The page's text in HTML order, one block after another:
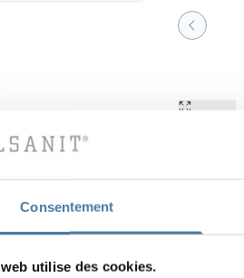
Consentement
utilise des cookies.